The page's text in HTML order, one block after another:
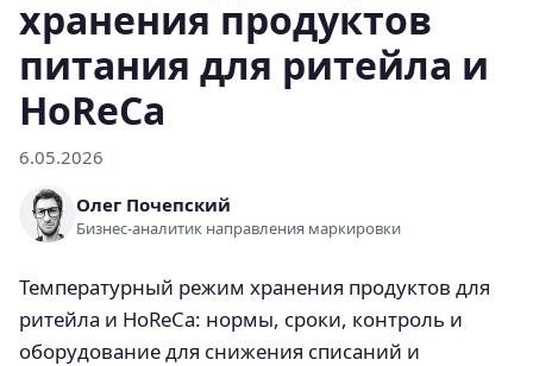
хранения продуктов
питания для ритейла и
HoReCa
6.05.2026
Олег Почепский
Бизнес-аналитик направления маркировки
Температурный режим хранения продуктов для
ритейла и HoReCa: нормы, сроки, контроль и
оборудование для снижения списаний и